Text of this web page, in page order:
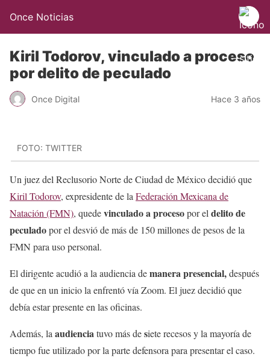
Once Noticias
Kiril Todorov, vinculado a proceso
por delito de peculado
Once Digital Hace 3 años
FOTO: TWITTER
Un juez del Reclusorio Norte de Ciudad de México decidió que
Kiril Todorov, expresidente de la Federación Mexicana de
Natación (FMN), quedevinculado a procesopor el delito de
peculadopor el desvió de más de 150 millones de pesos de la
FMN para uso personal.
El dirigente acudió a la audiencia demanera presencial,después
de que en un inicio la enfrentó vía Zoom. El juez decidió que
debía estar presente en las oficinas.
Además, la audienciatuvo más desiete recesos y la mayoría de
tiempo fue utilizado por la parte defensora para presentar el caso.